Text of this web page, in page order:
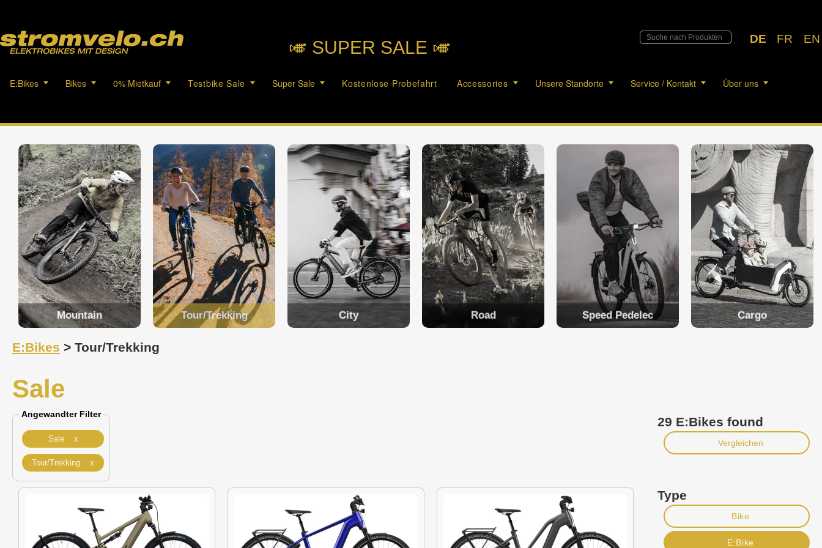
DE FR EN
🎺︎ SUPER SALE 🎺︎
E:Bikes Bikes 0% Mietkauf Testbike Sale Super Sale Kostenlose Probefahrt Accessories Unsere Standorte Service / Kontakt Über uns
Mountain Tour/Trekking City Road Speed Pedelec Cargo
E:Bikes > Tour/Trekking
Sale
Angewandter Filter
Sale x
Tour/Trekking x
29 E:Bikes found
Vergleichen
Type
Bike
E:Bike